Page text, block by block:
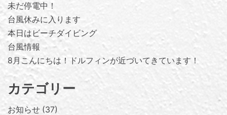
未だ停電中！
台風休みに入ります
本日はビーチダイビング
台風情報
8月こんにちは！ドルフィンが近づいてきています！
カテゴリー
お知らせ 37